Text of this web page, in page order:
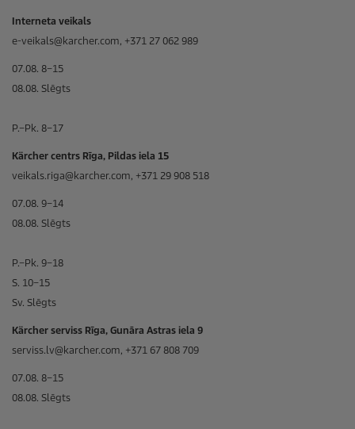
Interneta veikals
e-veikals@karcher.com, +371 27 062 989
07.08. 8–15
08.08. Slēgts
P.–Pk. 8–17
Kärcher centrs Rīga, Pildas iela 15
veikals.riga@karcher.com, +371 29 908 518
07.08. 9–14
08.08. Slēgts
P.–Pk. 9–18
S. 10–15
Sv. Slēgts
Kärcher serviss Rīga, Gunāra Astras iela 9
serviss.lv@karcher.com, +371 67 808 709
07.08. 8–15
08.08. Slēgts